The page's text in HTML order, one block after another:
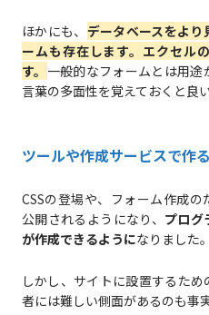
ほかにも、 データベースをよ
ームも存在します。エクセル
す。 一般的なフォームとは用
言葉の多面性を覚えておくと良
ツールや作成サービスで作る
CSSの登場や、フォーム作成
公開されるようになり、 プログ
が作成できるようになりました。
しかし、サイトに設置するた
者には難しい側面があるのも事実